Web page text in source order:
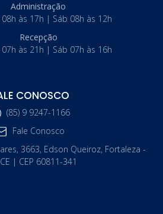
Administração
08h às 17h | Sáb 08h às 12h
Recepção
07h às 21h | Sáb 07h às 16h
CONOSCO
(85) 9 9247-1166
Fale Conosco
3663, Edson Queiroz, Fortaleza -
CE | CEP 60811-341